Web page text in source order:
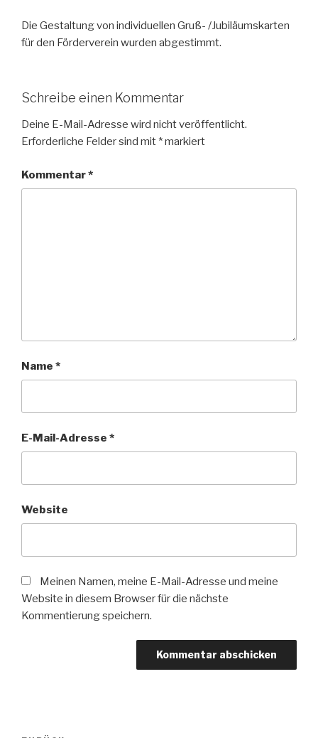
Die Gestaltung von individuellen Gruß- /Jubiläumskarten
für den Förderverein wurden abgestimmt.
Schreibe einen Kommentar
Deine E-Mail-Adresse wird nicht veröffentlicht.
Erforderliche Felder sind mit *markiert
Kommentar*
Name *
E-Mail-Adresse *
Website
Meinen Namen, meine E-Mail-Adresse und meine
Website in diesem Browser für die nächste
Kommentierung speichern.
Beitrags-